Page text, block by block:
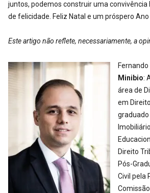
juntos, podemos construir uma
de felicidade. Feliz Natal e um próspero
Este artigo não reflete, necessariamente, a
Minibio:
área de
em
graduado
Direito
Pós-
Civil pela